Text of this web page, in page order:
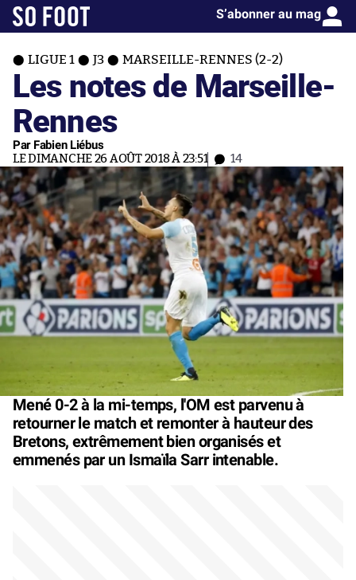
S’abonner au mag
LIGUE 1 J3 MARSEILLE-RENNES (2-2)
Les notes de Marseille-
Rennes
Par Fabien Liébus
LE DIMANCHE 26 AOÛT 2018 À 23:51 14
Mené 0-2 à la mi-temps, l'OM est parvenu à
retourner le match et remonter à hauteur des
Bretons, extrêmement bien organisés et
emmenés par un Ismaïla Sarr intenable.